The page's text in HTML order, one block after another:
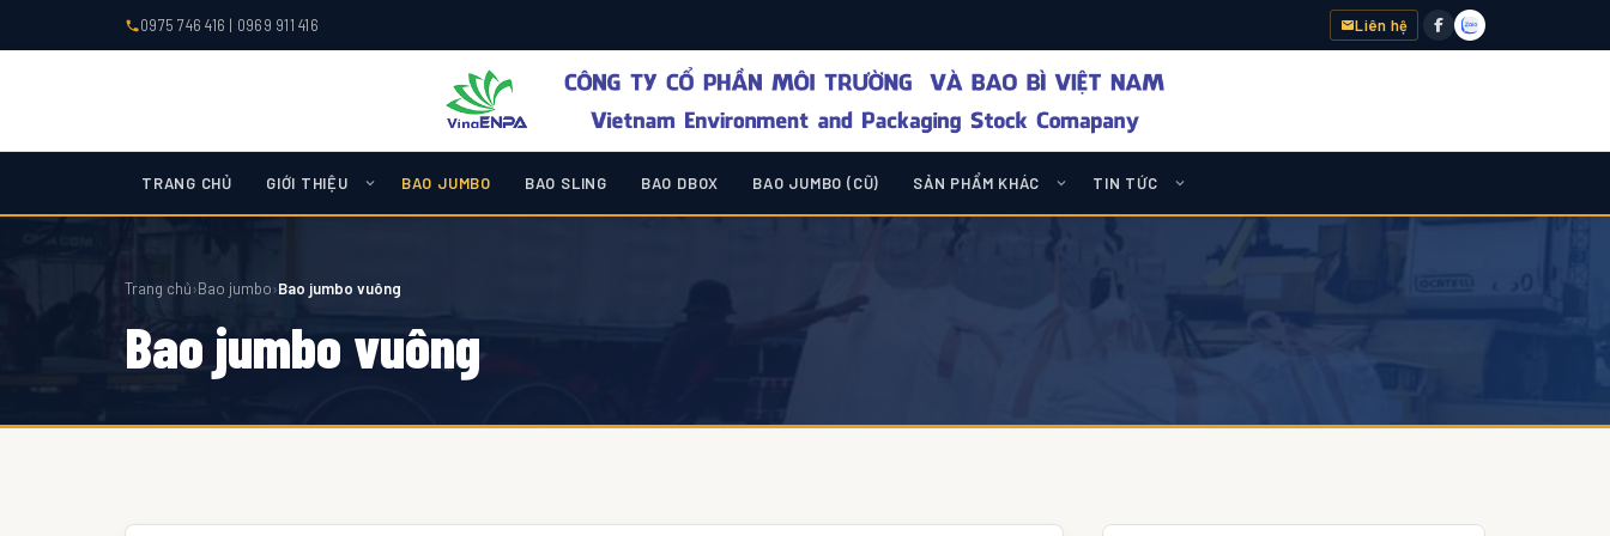
0975 746 416 | 0969 911 416 Liên hệ
TRANG CHỦ GIỚI THIỆU BAO JUMBO BAO SLING BAO DBOX BAO JUMBO (CŨ) SẢN PHẨM KHÁC TIN TỨC
Trang chủ›Bao jumbo›Bao jumbo vuông
Bao jumbo vuông